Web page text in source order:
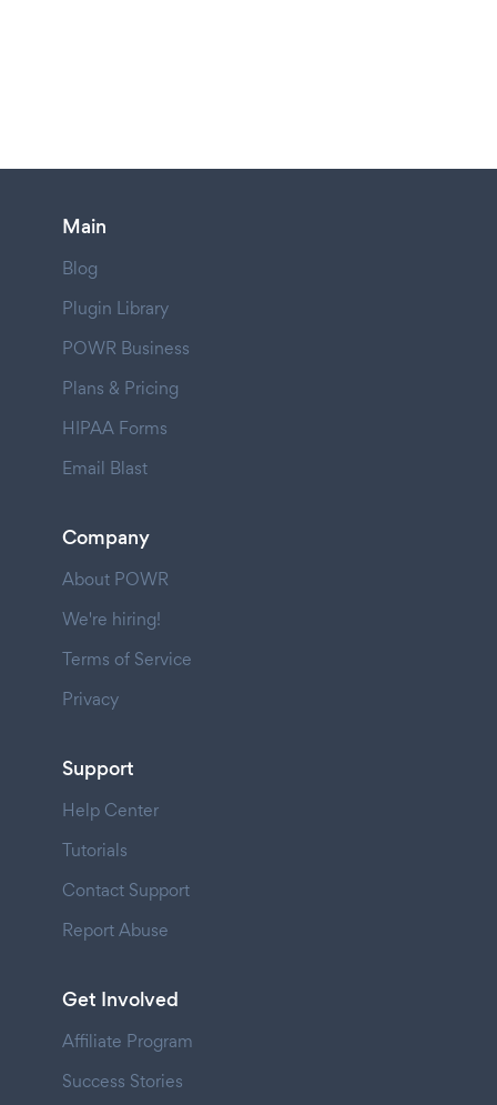
Main
Blog
Plugin Library
POWR Business
Plans & Pricing
HIPAA Forms
Email Blast
Company
About POWR
We're hiring!
Terms of Service
Privacy
Support
Help Center
Tutorials
Contact Support
Report Abuse
Get Involved
Affiliate Program
Success Stories